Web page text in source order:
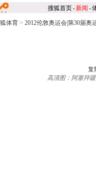
搜狐首页-新闻 -
体育> 2012伦敦奥运会|第30届奥
复
高清图：阿塞拜